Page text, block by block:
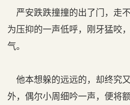
严安跌跌撞撞的出了门，走
为压抑的一声低呼，刚牙猛咬
气。
他本想躲的远远的，却终究
外，偶尔小周细吟一声，便将